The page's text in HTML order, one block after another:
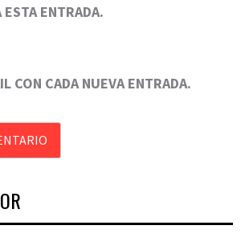
ENTRADA.
CON CADA NUEVA ENTRADA.